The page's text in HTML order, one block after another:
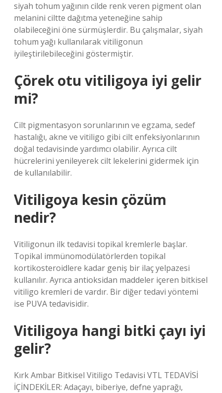
siyah tohum yağının cilde renk veren pigment olan
melanini ciltte dağıtma yeteneğine sahip
olabileceğini öne sürmüşlerdir. Bu çalışmalar, siyah
tohum yağı kullanılarak vitiligonun
iyileştirilebileceğini göstermiştir.
Çörek otu vitiligoya iyi gelir
mi?
Cilt pigmentasyon sorunlarının ve egzama, sedef
hastalığı, akne ve vitiligo gibi cilt enfeksiyonlarının
doğal tedavisinde yardımcı olabilir. Ayrıca cilt
hücrelerini yenileyerek cilt lekelerini gidermek için
de kullanılabilir.
Vitiligoya kesin çözüm
nedir?
Vitiligonun ilk tedavisi topikal kremlerle başlar.
Topikal immünomodülatörlerden topikal
kortikosteroidlere kadar geniş bir ilaç yelpazesi
kullanılır. Ayrıca antioksidan maddeler içeren bitkisel
vitiligo kremleri de vardır. Bir diğer tedavi yöntemi
ise PUVA tedavisidir.
Vitiligoya hangi bitki çayı iyi
gelir?
Kırk Ambar Bitkisel Vitiligo Tedavisi VTL TEDAVİSİ
İÇİNDEKİLER: Adaçayı, biberiye, defne yaprağı,